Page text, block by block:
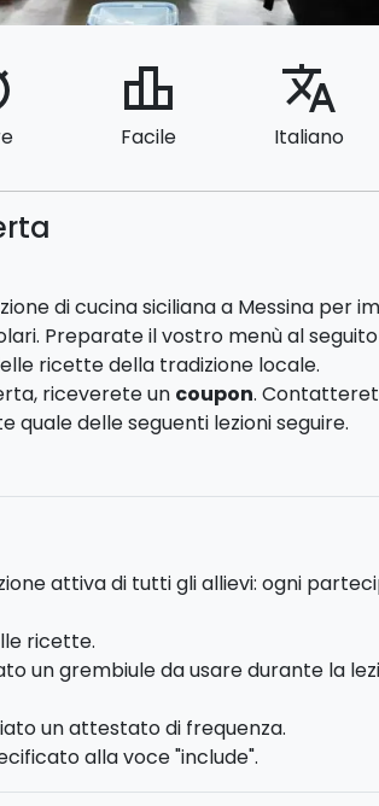
leaderboard
Facile
translate
Italiano
di cucina siciliana a Messina per
Preparate il vostro menù al
ricette della tradizione locale.
riceverete un coupon.
delle seguenti lezioni seguire.
del taglio, conservazione,
attiva di tutti gli allievi: ogni
ricette.
un grembiule da usare durante la
un attestato di frequenza.
alla voce "include".